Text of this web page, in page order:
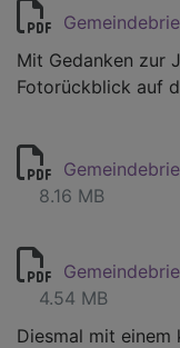
Mit Gedanken zur
Fotorückblick auf
8.16 MB
4.54 MB
Diesmal mit einem